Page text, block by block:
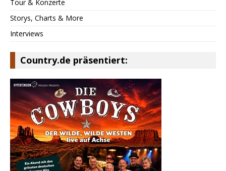
Tour & Konzerte
Storys, Charts & More
Interviews
Country.de präsentiert: